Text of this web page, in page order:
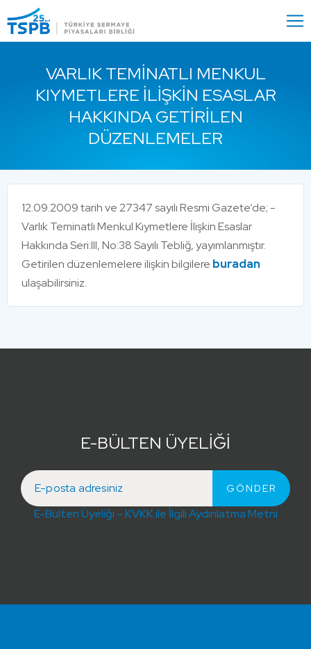
Close
VARLIK TEMINATLI MENKUL
KIYMETLERE İLIŞKIN ESASLAR
HAKKINDA GETIRILEN
DÜZENLEMELER
12.09.2009 tarih ve 27347 sayılı Resmi Gazete’de; -
Varlık Teminatlı Menkul Kıymetlere İlişkin Esaslar
Hakkında Seri:III, No:38 Sayılı Tebliğ, yayımlanmıştır.
Getirilen düzenlemelere ilişkin bilgilere buradan
ulaşabilirsiniz.
E-BÜLTEN ÜYELİĞİ
E-Bülten Üyeliği – KVKK ile İlgili Aydınlatma Metni